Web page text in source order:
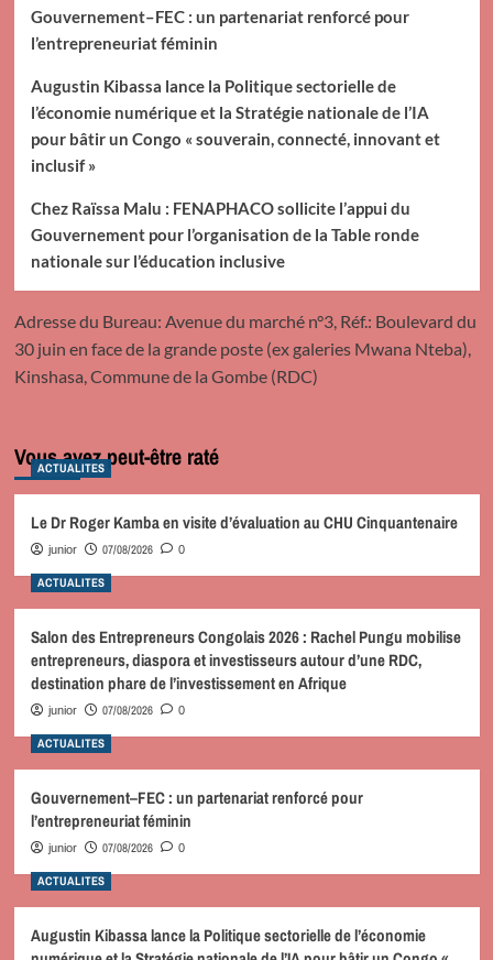
Gouvernement–FEC : un partenariat renforcé pour
l’entrepreneuriat féminin
Augustin Kibassa lance la Politique sectorielle de
l’économie numérique et la Stratégie nationale de l’IA
pour bâtir un Congo « souverain, connecté, innovant et
inclusif »
Chez Raïssa Malu : FENAPHACO sollicite l’appui du
Gouvernement pour l’organisation de la Table ronde
nationale sur l’éducation inclusive
Adresse du Bureau: Avenue du marché n°3, Réf.: Boulevard du
30 juin en face de la grande poste (ex galeries Mwana Nteba),
Kinshasa, Commune de la Gombe (RDC)
Vous avez peut-être raté
ACTUALITES
Le Dr Roger Kamba en visite d’évaluation au CHU Cinquantenaire
junior 07/08/2026 0
ACTUALITES
Salon des Entrepreneurs Congolais 2026 : Rachel Pungu mobilise
entrepreneurs, diaspora et investisseurs autour d’une RDC,
destination phare de l’investissement en Afrique
junior 07/08/2026 0
ACTUALITES
Gouvernement–FEC : un partenariat renforcé pour
l’entrepreneuriat féminin
junior 07/08/2026 0
ACTUALITES
Augustin Kibassa lance la Politique sectorielle de l’économie